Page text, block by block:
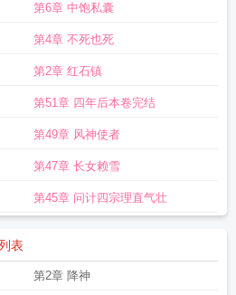
第6章 中饱私囊
第4章 不死也死
第2章 红石镇
第51章 四年后本卷完结
第49章 风神使者
第47章 长女赖雪
第45章 问计四宗理直气壮
表
第2章 降神